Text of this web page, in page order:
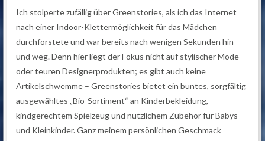
Ich stolperte zufällig über Greenstories, als ich das Internet
nach einer Indoor-Klettermöglichkeit für das Mädchen
durchforstete und war bereits nach wenigen Sekunden hin
und weg. Denn hier liegt der Fokus nicht auf stylischer Mode
oder teuren Designerprodukten; es gibt auch keine
Artikelschwemme – Greenstories bietet ein buntes, sorgfältig
ausgewähltes „Bio-Sortiment“ an Kinderbekleidung,
kindgerechtem Spielzeug und nützlichem Zubehör für Babys
und Kleinkinder. Ganz meinem persönlichen Geschmack